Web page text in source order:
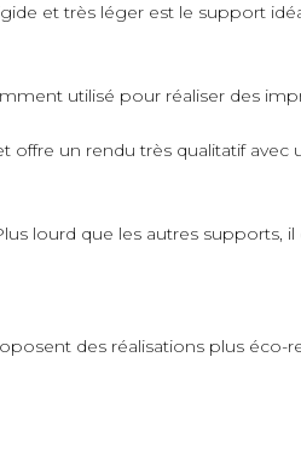
et très léger est le support
utilisé pour réaliser des
un rendu très qualitatif
lourd que les autres supports, il
des réalisations plus éco-